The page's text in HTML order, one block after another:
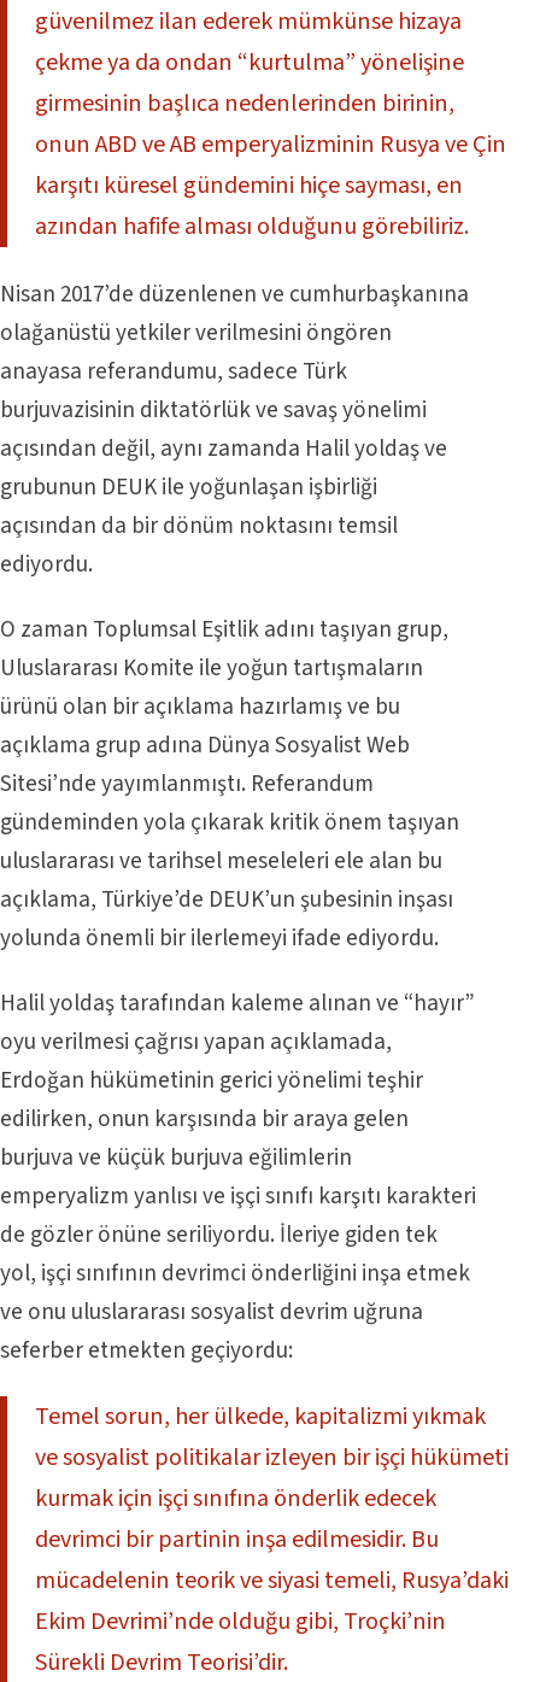
güvenilmez ilan ederek mümkünse hizaya
çekme ya da ondan “kurtulma” yönelişine
girmesinin başlıca nedenlerinden birinin,
onun ABD ve AB emperyalizminin Rusya ve Çin
karşıtı küresel gündemini hiçe sayması, en
azından hafife alması olduğunu görebiliriz.
Nisan 2017’de düzenlenen ve cumhurbaşkanına
olağanüstü yetkiler verilmesini öngören
anayasa referandumu, sadece Türk
burjuvazisinin diktatörlük ve savaş yönelimi
açısından değil, aynı zamanda Halil yoldaş ve
grubunun DEUK ile yoğunlaşan işbirliği
açısından da bir dönüm noktasını temsil
ediyordu.
O zaman Toplumsal Eşitlik adını taşıyan grup,
Uluslararası Komite ile yoğun tartışmaların
ürünü olan bir açıklama hazırlamış ve bu
açıklama grup adına Dünya Sosyalist Web
Sitesi’nde yayımlanmıştı. Referandum
gündeminden yola çıkarak kritik önem taşıyan
uluslararası ve tarihsel meseleleri ele alan bu
açıklama, Türkiye’de DEUK’un şubesinin inşası
yolunda önemli bir ilerlemeyi ifade ediyordu.
Halil yoldaş tarafından kaleme alınan ve “hayır”
oyu verilmesi çağrısı yapan açıklamada,
Erdoğan hükümetinin gerici yönelimi teşhir
edilirken, onun karşısında bir araya gelen
burjuva ve küçük burjuva eğilimlerin
emperyalizm yanlısı ve işçi sınıfı karşıtı karakteri
de gözler önüne seriliyordu. İleriye giden tek
yol, işçi sınıfının devrimci önderliğini inşa etmek
ve onu uluslararası sosyalist devrim uğruna
seferber etmekten geçiyordu:
Temel sorun, her ülkede, kapitalizmi yıkmak
ve sosyalist politikalar izleyen bir işçi hükümeti
kurmak için işçi sınıfına önderlik edecek
devrimci bir partinin inşa edilmesidir. Bu
mücadelenin teorik ve siyasi temeli, Rusya’daki
Ekim Devrimi’nde olduğu gibi, Troçki’nin
Sürekli Devrim Teorisi’dir.